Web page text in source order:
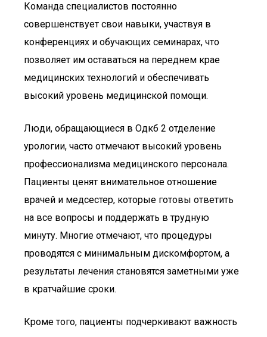
Команда специалистов постоянно
совершенствует свои навыки, участвуя в
конференциях и обучающих семинарах, что
позволяет им оставаться на переднем крае
медицинских технологий и обеспечивать
высокий уровень медицинской помощи.
Люди, обращающиеся в Одкб 2 отделение
урологии, часто отмечают высокий уровень
профессионализма медицинского персонала.
Пациенты ценят внимательное отношение
врачей и медсестер, которые готовы ответить
на все вопросы и поддержать в трудную
минуту. Многие отмечают, что процедуры
проводятся с минимальным дискомфортом, а
результаты лечения становятся заметными уже
в кратчайшие сроки.
Кроме того, пациенты подчеркивают важность